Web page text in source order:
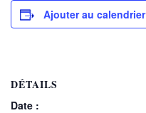
Ajouter au calendrier
DÉTAILS
Date :